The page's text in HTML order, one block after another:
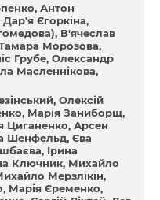
Антон
Дар'я Єгоркіна
В'ячеслав
Морозова
Грубе Олександр
Масленнікова
Олексій
Марія Заниборщ
Циганенко Арсен
Шенфельд Єва
Ірина
Ключник Михайло
Мерзлікін
Марія Єременко